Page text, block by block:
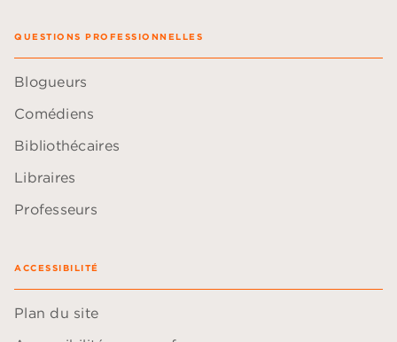
QUESTIONS PROFESSIONNELLES
Blogueurs
Comédiens
Bibliothécaires
Libraires
Professeurs
ACCESSIBILITÉ
Plan du site